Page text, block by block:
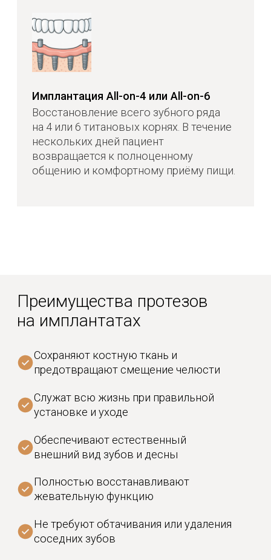
Истории людей,
восстановивших улыбку с
нами